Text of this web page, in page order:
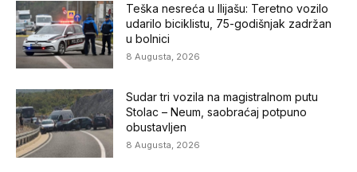
Teška nesreća u Ilijašu: Teretno vozilo
udarilo biciklistu, 75-godišnjak zadržan
u bolnici
8 Augusta, 2026
Sudar tri vozila na magistralnom putu
Stolac – Neum, saobraćaj potpuno
obustavljen
8 Augusta, 2026